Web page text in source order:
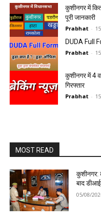
कुशीनगर में
पूरी जानकारी
Prabhat -
DUDA Full
Prabhat -
कुशीनगर में 4
गिरफ्तार
Prabhat -
MOST READ
कुशीनगर:
बाद
05/08/